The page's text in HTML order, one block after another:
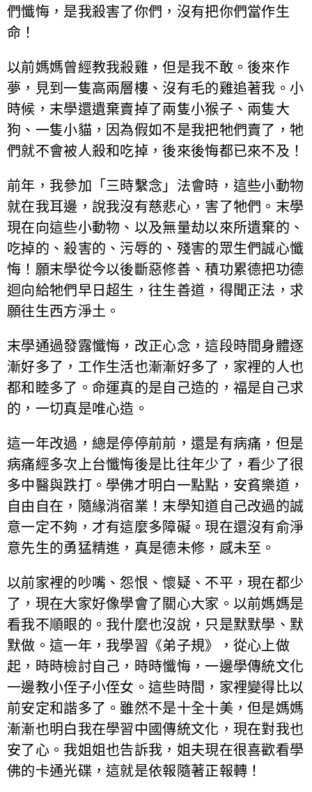
們懺悔，是我殺害了你們，沒有把你們當作生
命！
以前媽媽曾經教我殺雞，但是我不敢。後來作
夢，見到一隻高兩層樓、沒有毛的雞追著我。小
時候，末學還遺棄賣掉了兩隻小猴子、兩隻大
狗、一隻小貓，因為假如不是我把牠們賣了，牠
們就不會被人殺和吃掉，後來後悔都已來不及！
前年，我參加「三時繫念」法會時，這些小動物
就在我耳邊，說我沒有慈悲心，害了牠們。末學
現在向這些小動物、以及無量劫以來所遺棄的、
吃掉的、殺害的、污辱的、殘害的眾生們誠心懺
悔！願末學從今以後斷惡修善、積功累德把功德
迴向給牠們早日超生，往生善道，得聞正法，求
願往生西方淨土。
末學通過發露懺悔，改正心念，這段時間身體逐
漸好多了，工作生活也漸漸好多了，家裡的人也
都和睦多了。命運真的是自己造的，福是自己求
的，一切真是唯心造。
這一年改過，總是停停前前，還是有病痛，但是
病痛經多次上台懺悔後是比往年少了，看少了很
多中醫與跌打。學佛才明白一點點，安貧樂道，
自由自在，隨緣消宿業！末學知道自己改過的誠
意一定不夠，才有這麼多障礙。現在還沒有俞淨
意先生的勇猛精進，真是德未修，感未至。
以前家裡的吵嘴、怨恨、懷疑、不平，現在都少
了，現在大家好像學會了關心大家。以前媽媽是
看我不順眼的。我什麼也沒說，只是默默學、默
默做。這一年，我學習《弟子規》，從心上做
起，時時檢討自己，時時懺悔，一邊學傳統文化
一邊教小侄子小侄女。這些時間，家裡變得比以
前安定和諧多了。雖然不是十全十美，但是媽媽
漸漸也明白我在學習中國傳統文化，現在對我也
安了心。我姐姐也告訴我，姐夫現在很喜歡看學
佛的卡通光碟，這就是依報隨著正報轉！